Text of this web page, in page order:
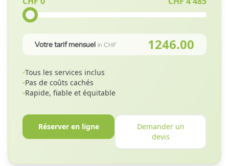
Votre tarif mensuel in CHF 1246.00
Tous les services inclus
Pas de coûts cachés
Rapide, fiable et équitable
Réserver en ligne
Demander un
devis